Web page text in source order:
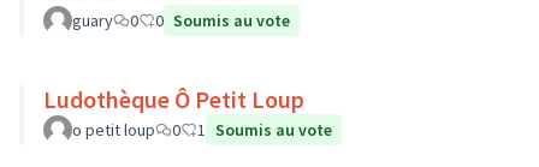
guary 0 0 Soumis au vote
Ludothèque Ô Petit Loup
o petit loup 0 1 Soumis au vote